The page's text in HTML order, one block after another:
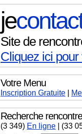
je
Site de
Cliquez ici
Votre Menu
Inscription Gratuite
Recherche rencontre
(3 349) En ligne (33